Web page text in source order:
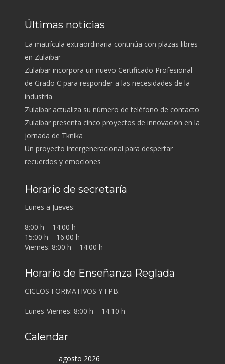
Últimas noticias
La matrícula extraordinaria continúa con plazas libres
en Zulaibar
Zulaibar incorpora un nuevo Certificado Profesional
de Grado C para responder a las necesidades de la
industria
Zulaibar actualiza su número de teléfono de contacto
Zulaibar presenta cinco proyectos de innovación en la
jornada de Tknika
Un proyecto intergeneracional para despertar
recuerdos y emociones
Horario de secretaría
Lunes a Jueves:
8:00 h – 14:00 h
15:00 h – 16:00 h
Viernes: 8:00 h – 14:00 h
Horario de Enseñanza Reglada
CICLOS FORMATIVOS Y FPB:
Lunes-Viernes: 8:00 h – 14:10 h
Calendar
agosto 2026